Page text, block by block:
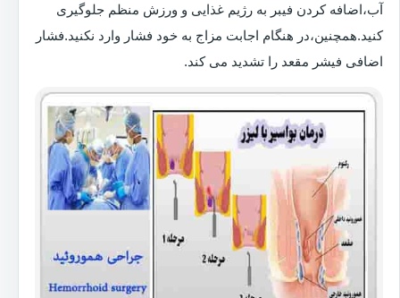
آب،اضافه کردن فیبر به رژیم غذایی و ورزش منظم جلوگیری
کنید.همچنین،در هنگام اجابت مزاج به خود فشار وارد نکنید.فشار
اضافی فیشر مقعد را تشدید می کند.